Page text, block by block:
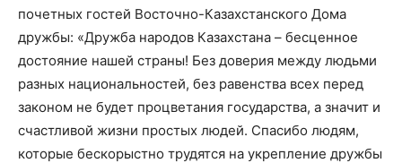
почетных гостей Восточно-Казахстанского Дома
дружбы: «Дружба народов Казахстана – бесценное
достояние нашей страны! Без доверия между людьми
разных национальностей, без равенства всех перед
законом не будет процветания государства, а значит и
счастливой жизни простых людей. Спасибо людям,
которые бескорыстно трудятся на укрепление дружбы